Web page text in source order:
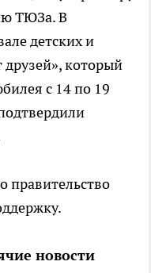
ТЮЗа. В
детских и
который
с 14 по 19
правительство
новости